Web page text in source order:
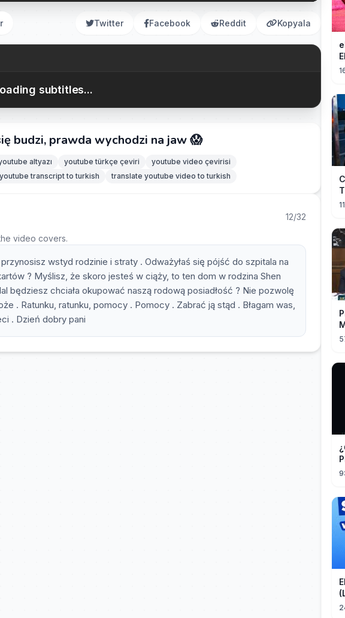
Twitter Facebook Reddit Kopyala
subtitles...
budzi, prawda wychodzi na jaw 😱
altyazı youtube türkçe çeviri
youtube video çevirisi
youtube transcript to turkish translate youtube video to turkish
12/32
video covers.
wstyd rodzinie i straty . Odważyłaś się pójść do szpitala na
? Myślisz, że skoro jesteś w ciąży, to ten dom w rodzina Shen
będziesz chciała okupować naszą rodową posiadłość ? Nie pozwolę
. Ratunku, ratunku, pomocy . Pomocy . Zabrać ją stąd . Błagam was,
. Dzień dobry pani